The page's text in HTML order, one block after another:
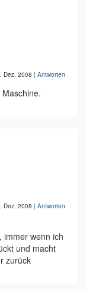
Dez. 2008 | Antworten
Dez. 2008 | Antworten
immer wenn ich
und macht
zurück